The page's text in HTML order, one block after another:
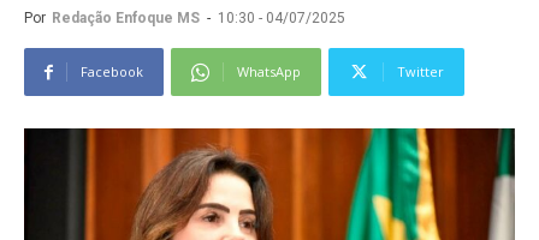
Por Redação Enfoque MS - 10:30 - 04/07/2025
Facebook WhatsApp Twitter